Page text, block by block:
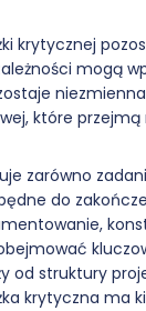
krytycznej
mogą
które
zarówno
do
od struktury
krytyczna ma